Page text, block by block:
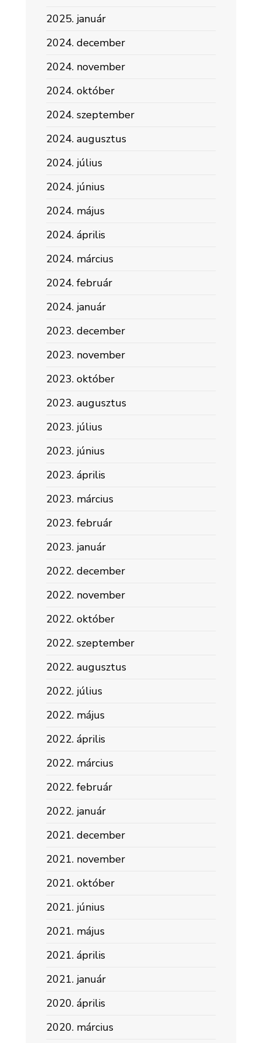
2025. január
2024. december
2024. november
2024. október
2024. szeptember
2024. augusztus
2024. július
2024. június
2024. május
2024. április
2024. március
2024. február
2024. január
2023. december
2023. november
2023. október
2023. augusztus
2023. július
2023. június
2023. április
2023. március
2023. február
2023. január
2022. december
2022. november
2022. október
2022. szeptember
2022. augusztus
2022. július
2022. május
2022. április
2022. március
2022. február
2022. január
2021. december
2021. november
2021. október
2021. június
2021. május
2021. április
2021. január
2020. április
2020. március